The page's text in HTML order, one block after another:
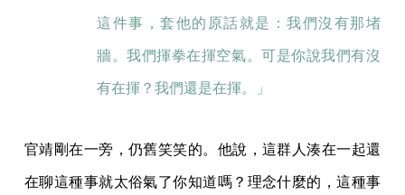
這件事，套他的原話就是：我們沒有那堵
牆。我們揮拳在揮空氣。可是你說我們有沒
有在揮？我們還是在揮。」
官靖剛在一旁，仍舊笑笑的。他說，這群人湊在一起還
在聊這種事就太俗氣了你知道嗎？理念什麼的，這種事